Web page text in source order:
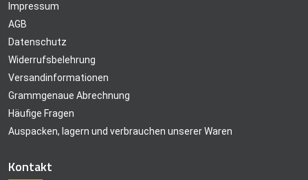
Impressum
AGB
Datenschutz
Widerrufsbelehrung
Versandinformationen
Grammgenaue Abrechnung
Häufige Fragen
Auspacken, lagern und verbrauchen unserer Waren
Kontakt